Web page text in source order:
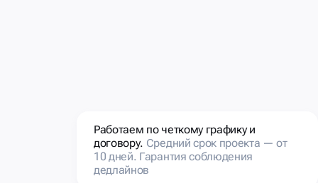
Работаем по четкому графику и
договору. Средний срок проекта — от
10 дней. Гарантия соблюдения
дедлайнов